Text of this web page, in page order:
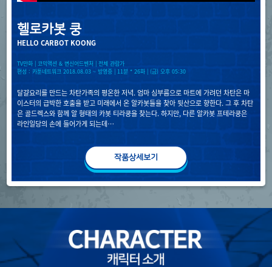
헬로카봇 쿵
HELLO CARBOT KOONG
TV만화 | 코믹액션 & 변신어드벤처 | 전체 관람가
편성 : 카툰네트워크 2018.08.03 ~ 방영중 | 11분 * 26화 | (금) 오후 05:30
달걀요리를 만드는 차탄가족의 평온한 저녁. 엄마 심부름으로 마트에 가려던 차탄은 마
이스터의 급박한 호출을 받고 미래에서 온 알카봇들을 찾아 뒷산으로 향한다. 그 후 차탄
은 골드렉스와 함께 알 형태의 카봇 티라쿵을 찾는다. 하지만, 다른 알카봇 프테라쿵은
라인일당의 손에 들어가게 되는데…
작품상세보기